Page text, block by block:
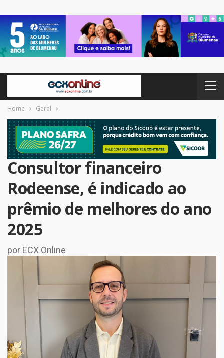
Home Geral
Consultor financeiro
Rodeense, é indicado ao
prêmio de melhores do ano
2025
por ECX Online